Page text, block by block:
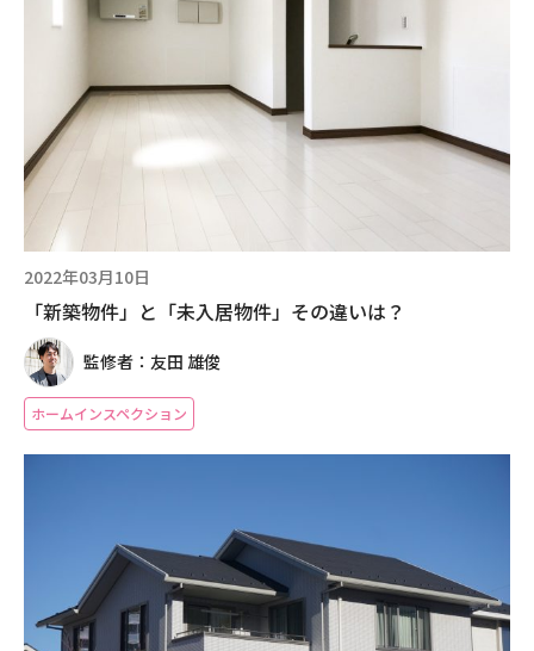
2022年03月10日
「新築物件」と「未入居物件」その違いは？
監修者：友田 雄俊
ホームインスペクション